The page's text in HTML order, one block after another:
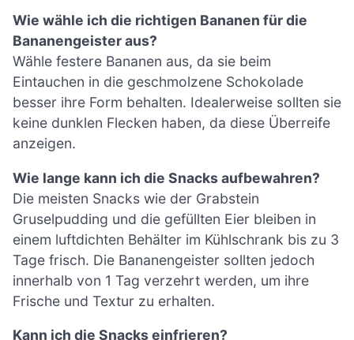
Wie wähle ich die richtigen Bananen für die
Bananengeister aus?
Wähle festere Bananen aus, da sie beim
Eintauchen in die geschmolzene Schokolade
besser ihre Form behalten. Idealerweise sollten sie
keine dunklen Flecken haben, da diese Überreife
anzeigen.
Wie lange kann ich die Snacks aufbewahren?
Die meisten Snacks wie der Grabstein
Gruselpudding und die gefüllten Eier bleiben in
einem luftdichten Behälter im Kühlschrank bis zu 3
Tage frisch. Die Bananengeister sollten jedoch
innerhalb von 1 Tag verzehrt werden, um ihre
Frische und Textur zu erhalten.
Kann ich die Snacks einfrieren?